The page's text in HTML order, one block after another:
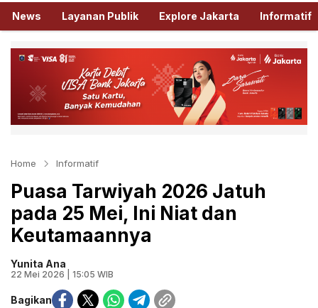
Haijakarta.id
Semua Tentang Jakarta Ada Disini!
News Layanan Publik Explore Jakarta Informatif
Home Informatif
Puasa Tarwiyah 2026 Jatuh
pada 25 Mei, Ini Niat dan
Keutamaannya
Yunita Ana
22 Mei 2026 | 15:05 WIB
Bagikan